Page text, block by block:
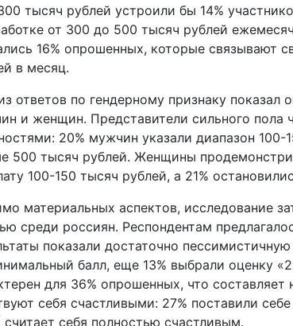
тысяч рублей устроили бы 14%
от 300 до 500 тысяч рублей
16% опрошенных, которые связывают
в месяц.
ответов по гендерному признаку
и женщин. Представители сильного
20% мужчин указали диапазон
500 тысяч рублей. Женщины
100-150 тысяч рублей, а 21%
материальных аспектов, исследование
среди россиян. Респондентам
показали достаточно
балл, еще 13% выбрали оценку
для 36% опрошенных, что
себя счастливыми: 27% поставили
считает себя полностью счастливым.